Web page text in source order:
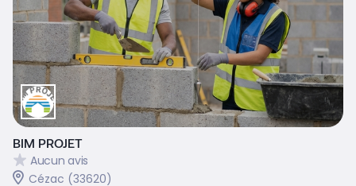
BIM PROJET
Aucun avis
Cézac (33620)